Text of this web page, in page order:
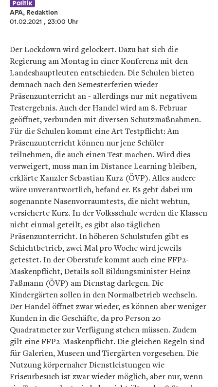
Politik
APA, Redaktion
01.02.2021 , 23:00 Uhr
Der Lockdown wird gelockert. Dazu hat sich die
Regierung am Montag in einer Konferenz mit den
Landeshauptleuten entschieden. Die Schulen bieten
demnach nach den Semesterferien wieder
Präsenzunterricht an - allerdings nur mit negativem
Testergebnis. Auch der Handel wird am 8. Februar
geöffnet, verbunden mit diversen Schutzmaßnahmen.
Für die Schulen kommt eine Art Testpflicht: Am
Präsenzunterricht können nur jene Schüler
teilnehmen, die auch einen Test machen. Wird dies
verweigert, muss man im Distance Learning bleiben,
erklärte Kanzler Sebastian Kurz (ÖVP). Alles andere
wäre unverantwortlich, befand er. Es geht dabei um
sogenannte Nasenvorraumtests, die nicht wehtun,
versicherte Kurz. In der Volksschule werden die Klassen
nicht einmal geteilt, es gibt also täglichen
Präsenzunterricht. In höheren Schulstufen gibt es
Schichtbetrieb, zwei Mal pro Woche wird jeweils
getestet. In der Oberstufe kommt auch eine FFP2-
Maskenpflicht, Details soll Bildungsminister Heinz
Faßmann (ÖVP) am Dienstag darlegen. Die
Kindergärten sollen in den Normalbetrieb wechseln.
Der Handel öffnet zwar wieder, es können aber weniger
Kunden in die Geschäfte, da pro Person 20
Quadratmeter zur Verfügung stehen müssen. Zudem
gilt eine FFP2-Maskenpflicht. Die gleichen Regeln sind
für Galerien, Museen und Tiergärten vorgesehen. Die
Nutzung körpernaher Dienstleistungen wie
Friseurbesuch ist zwar wieder möglich, aber nur, wenn